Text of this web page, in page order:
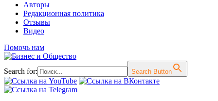
Авторы
Редакционная политика
Отзывы
Видео
Помочь нам
Search for: Search Button